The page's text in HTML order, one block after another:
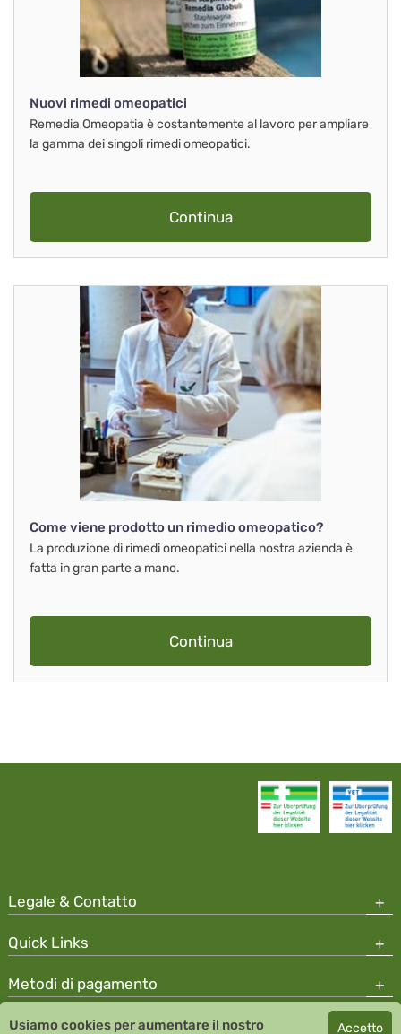
Nuovi rimedi omeopatici
Remedia Omeopatia è costantemente al lavoro per ampliare
la gamma dei singoli rimedi omeopatici.
Continua
Come viene prodotto un rimedio omeopatico?
La produzione di rimedi omeopatici nella nostra azienda è
fatta in gran parte a mano.
Continua
Legale & Contatto
Quick Links
Metodi di pagamento
Copyright © 2026 Team Santé Salvator Apotheke
Usiamo cookies per aumentare il nostro Accetto